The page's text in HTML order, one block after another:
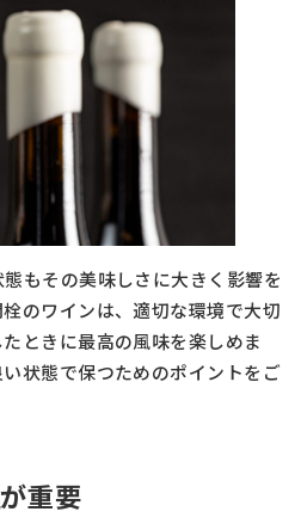
もその美味しさに大きく影響を
のワインは、適切な環境で大切
ときに最高の風味を楽しめま
状態で保つためのポイントをご
重要